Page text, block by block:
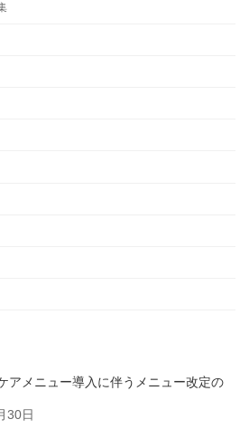
アメニュー導入に伴うメニュー改定の
30日